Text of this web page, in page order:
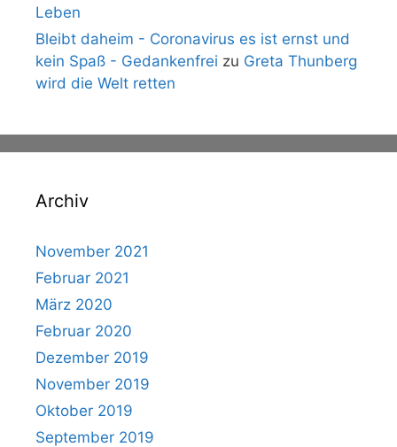
Leben
Bleibt daheim - Coronavirus es ist ernst und
kein Spaß - Gedankenfrei zu Greta Thunberg
wird die Welt retten
Archiv
November 2021
Februar 2021
März 2020
Februar 2020
Dezember 2019
November 2019
Oktober 2019
September 2019